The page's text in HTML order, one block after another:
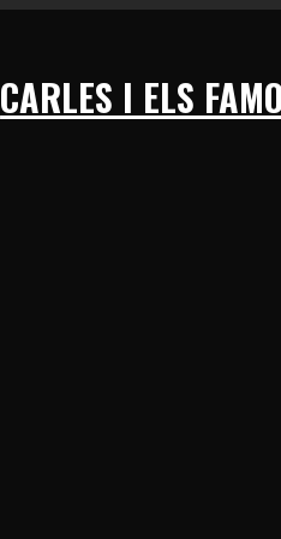
CARLES I ELS